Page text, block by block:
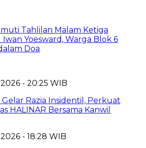
Tahlilan Malam Ketiga
Yoesward, Warga Blok 6
Doa
- 20:25 WIB
Razia Insidentil, Perkuat
HALINAR Bersama Kanwil
- 18:28 WIB